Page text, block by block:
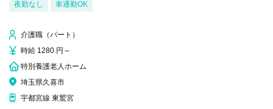
夜勤なし 車通勤OK
介護職（パート）
時給 1280 円～
特別養護老人ホーム
埼玉県久喜市
宇都宮線 東鷲宮